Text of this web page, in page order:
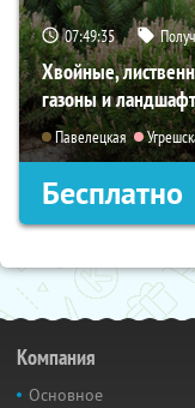
07:49:34
Хвойные,
газоны и
Павелецкая
Бесплатно
Компания
Основное